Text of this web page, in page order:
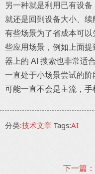
另一种就是利用已有设
就还是回到设备大小、续
有些场景为了省成本可
些应用场景，例如上面
器上的 AI 搜索也非常适
一直处于小场景尝试的
可能一直不会是主流，手
分类:技术文章 Tags:AI
下一篇